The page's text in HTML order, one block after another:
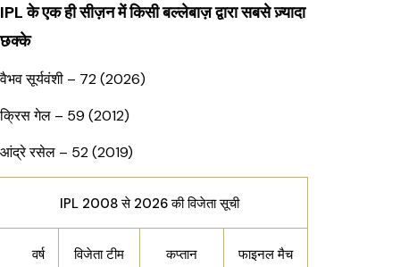
IPL के एक ही सीज़न में किसी बल्लेबाज़ द्वारा सबसे ज़्यादा
छक्के
वैभव सूर्यवंशी – 72 (2026)
क्रिस गेल – 59 (2012)
आंद्रे रसेल – 52 (2019)
IPL 2008 से 2026 की विजेता सूची
वर्ष विजेता टीम कप्तान
फाइनल मैच